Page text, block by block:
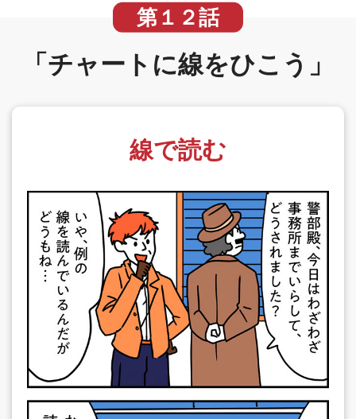
第１２話
「チャートに線をひこう」
線で読む